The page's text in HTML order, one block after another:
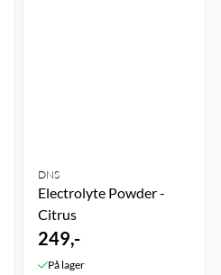
DNS
Electrolyte Powder -
Citrus
249,-
På lager